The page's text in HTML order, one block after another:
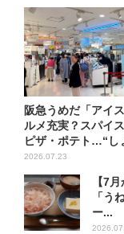
阪急うめだ「アイ
ルメ充実？スパイ
ピザ・ポテト…“し
も...
2026.07.23
【7
「う
ー...